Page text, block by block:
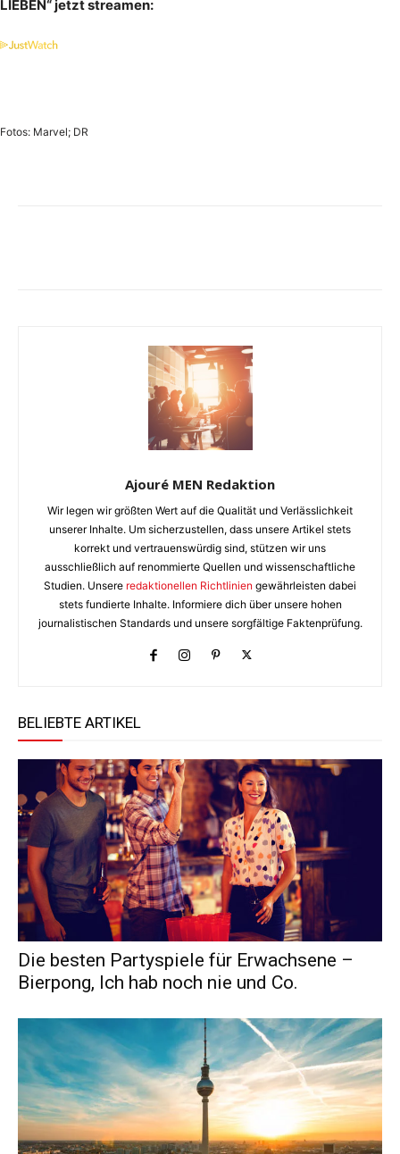
LIEBEN“ jetzt streamen:
Fotos: Marvel; DR
Ajouré MEN Redaktion
Wir legen wir größten Wert auf die Qualität und Verlässlichkeit
unserer Inhalte. Um sicherzustellen, dass unsere Artikel stets
korrekt und vertrauenswürdig sind, stützen wir uns
ausschließlich auf renommierte Quellen und wissenschaftliche
Studien. Unsere redaktionellen Richtlinien gewährleisten dabei
stets fundierte Inhalte. Informiere dich über unsere hohen
journalistischen Standards und unsere sorgfältige Faktenprüfung.
BELIEBTE ARTIKEL
Die besten Partyspiele für Erwachsene –
Bierpong, Ich hab noch nie und Co.